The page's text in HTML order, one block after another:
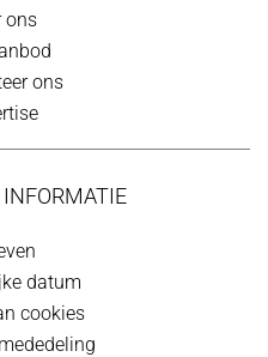
ons
ons
datum
cookies